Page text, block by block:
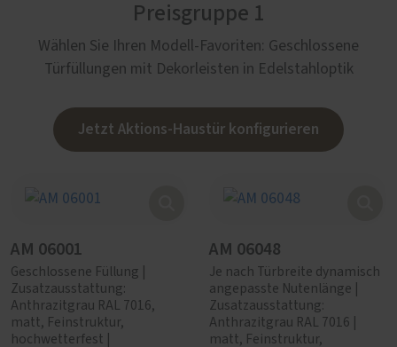
Preisgruppe 1
Wählen Sie Ihren Modell-Favoriten: Geschlossene
Türfüllungen mit Dekorleisten in Edelstahloptik
Jetzt Aktions-Haustür konfigurieren
AM 06001
Geschlossene Füllung |
Zusatzausstattung:
Anthrazitgrau RAL 7016,
matt, Feinstruktur,
hochwetterfest |
AM 06048
Je nach Türbreite dynamisch
angepasste Nutenlänge |
Zusatzausstattung:
Anthrazitgrau RAL 7016 |
matt, Feinstruktur,